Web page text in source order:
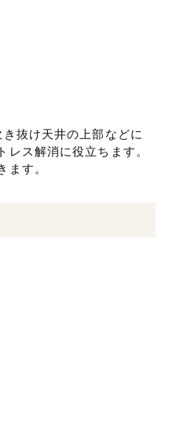
抜け天井の上部などに
ス解消に役立ちます。
ます。